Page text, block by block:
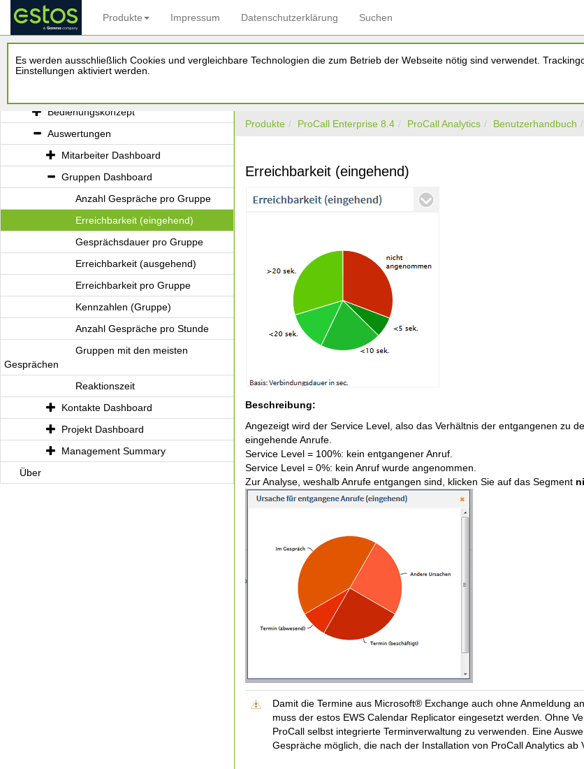
Es werden ausschließlich Cookies und vergleichbare Technologien die zum Betrieb der Webseite nötig sind verwendet.
Einstellungen aktiviert werden.
Produkte Impressum Datenschutzerklärung Suchen
ProCall Analytics
Administrationshandbuch
Bedienungskonzept
Auswertungen
Mitarbeiter Dashboard
Gruppen Dashboard
Anzahl Gespräche pro Gruppe
Erreichbarkeit (eingehend)
Gesprächsdauer pro Gruppe
Erreichbarkeit (ausgehend)
Erreichbarkeit pro Gruppe
Kennzahlen (Gruppe)
Anzahl Gespräche pro Stunde
Gruppen mit den meisten
Gesprächen
Reaktionszeit
Kontakte Dashboard
Projekt Dashboard
Management Summary
Über
Produkte ProCall Enterprise 8.4 ProCall Analytics Benutzerhandbuch
Erreichbarkeit (eingehend)
Beschreibung:
Angezeigt wird der Service Level, also das Verhältnis der entgangenen zu
eingehende Anrufe.
Service Level = 100%: kein entgangener Anruf.
Service Level = 0%: kein Anruf wurde angenommen.
Zur Analyse, weshalb Anrufe entgangen sind, klicken Sie auf das Segment
Damit die Termine aus Microsoft® Exchange auch ohne Anmeldung
muss der estos EWS Calendar Replicator eingesetzt werden. Ohne
ProCall selbst integrierte Terminverwaltung zu verwenden. Eine
Gespräche möglich, die nach der Installation von ProCall Analytics ab